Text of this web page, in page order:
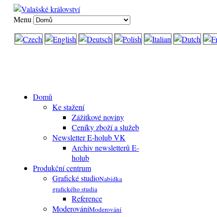
Menu
Domů
Ke stažení
Zážitkové noviny
Ceníky zboží a služeb
Newsletter E-holub VK
Archiv newsletterů E-
holub
Produkční centrum
Grafické studioNabídka
grafického studia
Reference
ModerováníModerování